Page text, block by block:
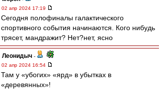
02 апр 2024 17:19
Сегодня полофиналы галактического
спортивного события начинаются. Кого нибудь
трясет, мандражит? Нет?нет, ясно
Леонидыч -
02 апр 2024 16:54
Там у «убогих» «ярд» в убытках в
«деревянных»!